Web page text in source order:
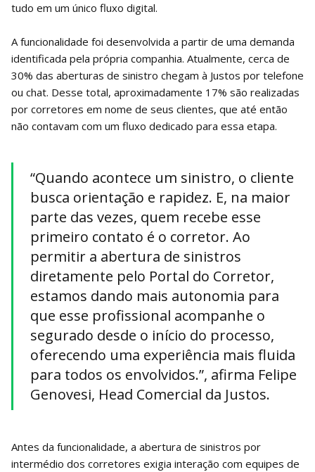
tudo em um único fluxo digital.
A funcionalidade foi desenvolvida a partir de uma demanda
identificada pela própria companhia. Atualmente, cerca de
30% das aberturas de sinistro chegam à Justos por telefone
ou chat. Desse total, aproximadamente 17% são realizadas
por corretores em nome de seus clientes, que até então
não contavam com um fluxo dedicado para essa etapa.
“Quando acontece um sinistro, o cliente
busca orientação e rapidez. E, na maior
parte das vezes, quem recebe esse
primeiro contato é o corretor. Ao
permitir a abertura de sinistros
diretamente pelo Portal do Corretor,
estamos dando mais autonomia para
que esse profissional acompanhe o
segurado desde o início do processo,
oferecendo uma experiência mais fluida
para todos os envolvidos.”, afirma Felipe
Genovesi, Head Comercial da Justos.
Antes da funcionalidade, a abertura de sinistros por
intermédio dos corretores exigia interação com equipes de